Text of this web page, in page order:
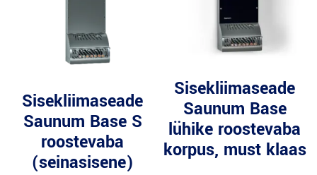
Sisekliimaseade
Saunum Base S
roostevaba
(seinasisene)
Sisekliimaseade
Saunum Base
lühike roostevaba
korpus, must klaas